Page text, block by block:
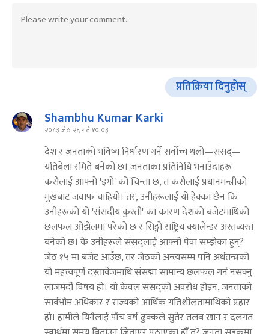
प्रतिक्रिया दिनुहोस्
Shambhu Kumar Karki
२०८३ जेठ २६ गते १०:०३
देश र जनताको भविष्य निर्धारण गर्ने सर्वोच्च थलो—संसद्—
यतिबेला रमिते बनेको छ। जनताका प्रतिनिधि भनाउँदाहरू
कसैलाई आफ्नो 'इगो' को चिन्ता छ, त कसैलाई प्रधानमन्त्रीको
मुखबाट जवाफ चाहियो। तर, उनीहरूलाई यो हेक्का छैन कि
उनीहरूको यो 'संसदीय कुस्ती' का कारण देशको बजेटमाथिको
छलफल ओझेलमा परेको छ र सिङ्गो राष्ट्रिय क्यालेन्डर अस्तव्यस्त
बनेको छ। के उनीहरूले संसद्लाई आफ्नो पेवा सम्झेका हुन्?
जेठ १५ मा बजेट आउँछ, तर जेठको अन्त्यसम्म पनि अर्थतन्त्रको
यो महत्त्वपूर्ण दस्तावेजमाथि संसद्मा सामान्य छलफल गर्न नसक्नु
लाजमर्दो विषय हो। यो केवल संसद्को अवरोध होइन, जनताको
सार्वभौम अधिकार र राज्यको आर्थिक गतिशीलतामाथिको प्रहार
हो। हामीले यिनैलाई पाँच वर्ष ढुक्कले सुतेर तलब खान र दलगत